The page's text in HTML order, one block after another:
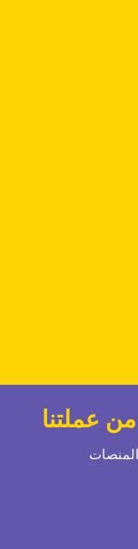
عملتنا